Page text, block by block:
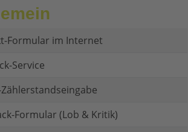
Formular im Internet
Service
Formular (Lob & Kritik)